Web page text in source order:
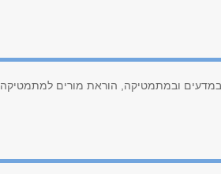
במדעים ובמתמטיקה, הוראת מורים למתמטיקה